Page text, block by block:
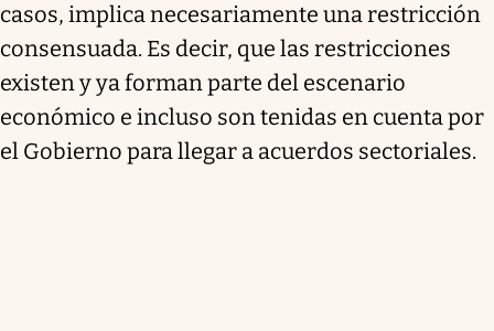
casos, implica necesariamente una restricción
consensuada. Es decir, que las restricciones
existen y ya forman parte del escenario
económico e incluso son tenidas en cuenta por
el Gobierno para llegar a acuerdos sectoriales.